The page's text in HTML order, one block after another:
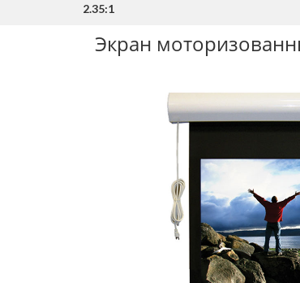
2.35:1
Экран